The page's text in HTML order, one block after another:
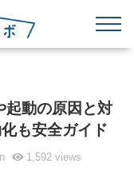
動の原因と対
も安全ガイド
1,592views